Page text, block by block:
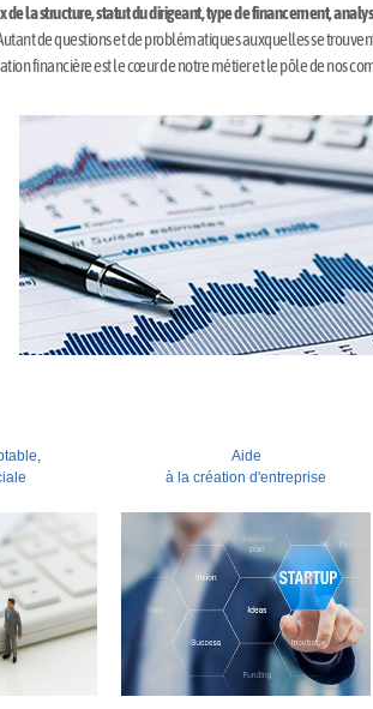
de la structure, statut du dirigeant, type de financement,
de questions et de problématiques auxquelles se
financière est le cœur de notre métier et le pôle de nos
Aide
à la création d'entreprise